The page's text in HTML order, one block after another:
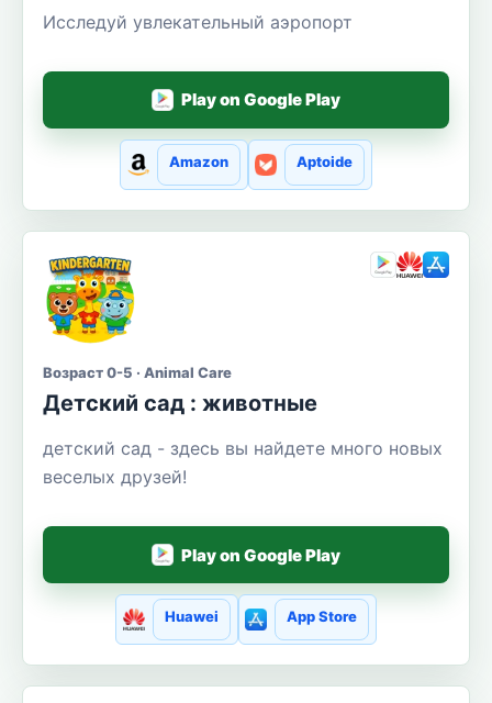
Исследуй увлекательный аэропорт
Play on Google Play
Amazon Aptoide
Возраст 0-5 · Animal Care
Детский сад : животные
детский сад - здесь вы найдете много новых
веселых друзей!
Play on Google Play
Huawei App Store